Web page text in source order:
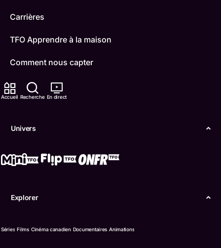
Accueil Recherche En direct
Univers
Explorer
Séries Films Cinéma canadien Documentaires Animations
Carrières
TFO Apprendre à la maison
Comment nous capter
Contactez-nous
IDÉLLO
Boukili
Accessibilité